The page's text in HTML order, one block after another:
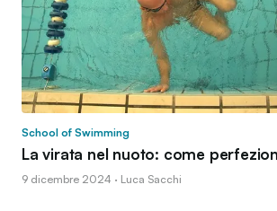
School of Swimming
La virata nel nuoto: come
9 dicembre 2024 · Luca Sacchi